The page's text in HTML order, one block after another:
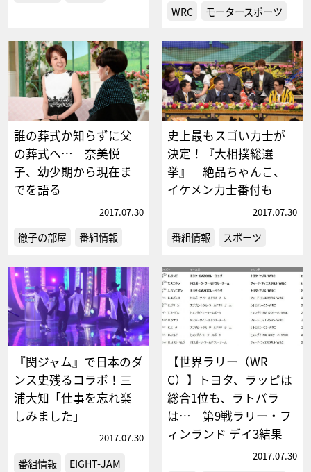
WRC モータースポーツ
誰の葬式か知らずに父
の葬式へ… 奈美悦
子、幼少期から現在ま
でを語る
2017.07.30
徹子の部屋 番組情報
史上最もスゴい力士が
決定！『大相撲総選
挙』 絶品ちゃんこ、
イケメン力士番付も
2017.07.30
番組情報 スポーツ
『関ジャム』で日本のダ
ンス史残るコラボ！三
浦大知「仕事を忘れ楽
しみました」
2017.07.30
番組情報
EIGHT-JAM
【世界ラリー（WR
C）】トヨタ、ラッピは
総合1位も、ラトバラ
は… 第9戦ラリー・フ
ィンランド デイ3結果
2017.07.30